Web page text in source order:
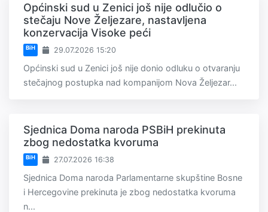
Općinski sud u Zenici još nije odlučio o
stečaju Nove Željezare, nastavljena
konzervacija Visoke peći
BiH 29.07.2026 15:20
Općinski sud u Zenici još nije donio odluku o otvaranju
stečajnog postupka nad kompanijom Nova Željezar...
Sjednica Doma naroda PSBiH prekinuta
zbog nedostatka kvoruma
BiH 27.07.2026 16:38
Sjednica Doma naroda Parlamentarne skupštine Bosne
i Hercegovine prekinuta je zbog nedostatka kvoruma
n...